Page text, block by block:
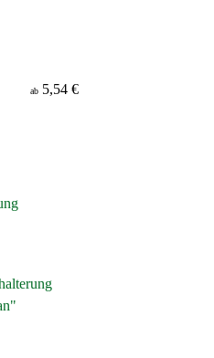
ab 5,54 €